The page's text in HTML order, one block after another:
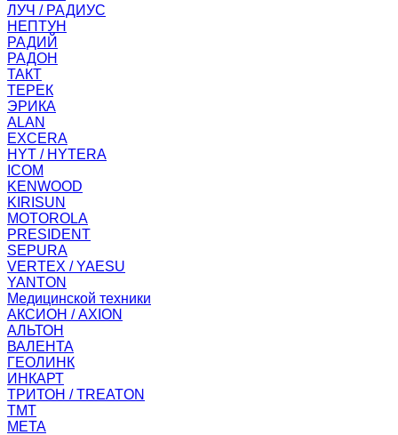
ЛУЧ / РАДИУС
НЕПТУН
РАДИЙ
РАДОН
ТАКТ
ТЕРЕК
ЭРИКА
ALAN
EXCERA
HYT / HYTERA
ICOM
KENWOOD
KIRISUN
MOTOROLA
PRESIDENT
SEPURA
VERTEX / YAESU
YANTON
Медицинской техники
АКСИОН / AXION
АЛЬТОН
ВАЛЕНТА
ГЕОЛИНК
ИНКАРТ
ТРИТОН / TREATON
ТМТ
МЕТА